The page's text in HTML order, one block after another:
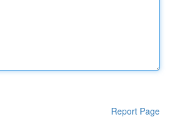
Report Page